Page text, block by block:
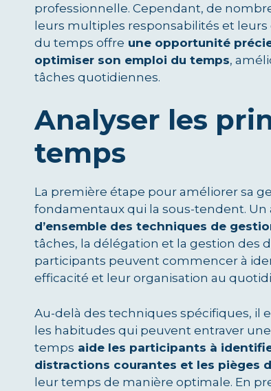
professionnelle. Cependant, de
leurs multiples responsabilités et
du temps offre une opportunité
optimiser son emploi du temps,
tâches quotidiennes.
Analyser les
temps
La première étape pour améliorer sa
fondamentaux qui la sous-tendent.
d’ensemble des techniques de
tâches, la délégation et la gestion des
participants peuvent commencer à
efficacité et leur organisation au
Au-delà des techniques spécifiques,
les habitudes qui peuvent entraver
temps aide les participants à
distractions courantes et les pièges
leur temps de manière optimale. En